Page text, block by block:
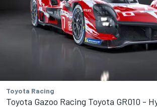
Toyota Racing
Toyota Gazoo Racing Toyota GR010 -